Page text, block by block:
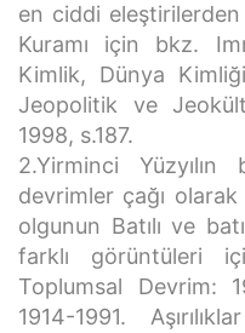
en ciddi
Kuramı için bkz.
Kimlik, Dünya
Jeopolitik ve
1998, s.187.
2.Yirminci
devrimler çağı olarak
olgunun Batılı ve
farklı görüntüleri
Toplumsal Devrim:
1914-1991.